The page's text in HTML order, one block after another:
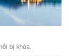
bị khóa.